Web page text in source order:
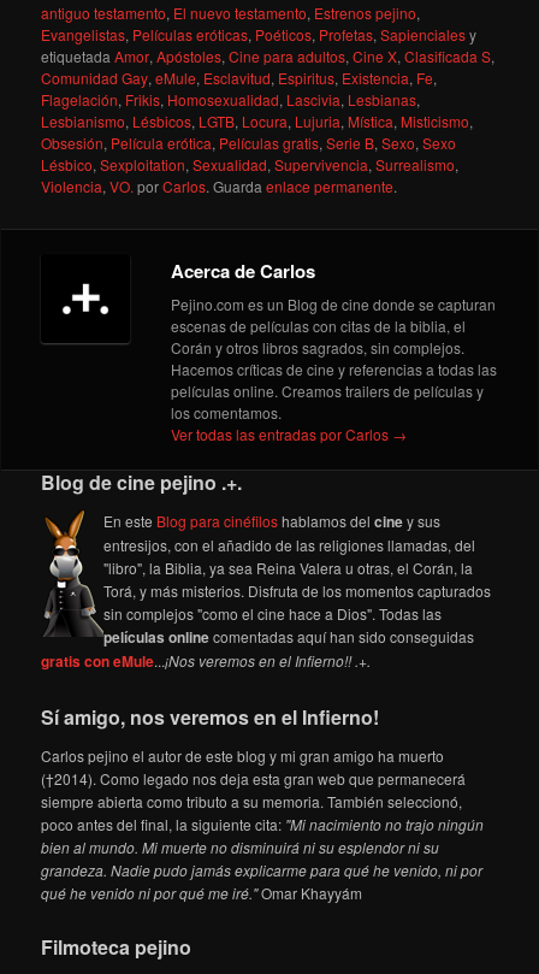
antiguo testamento, El nuevo testamento, Estrenos pejino,
Evangelistas, Películas eróticas, Poéticos, Profetas,Sapiencialesy
etiquetadaAmor,Apóstoles,Cine para adultos,Cine X,Clasificada S,
Comunidad Gay,eMule, Esclavitud, Espiritus, Existencia, Fe,
Flagelación, Frikis, Homosexualidad, Lascivia, Lesbianas,
Lesbianismo, Lésbicos, LGTB, Locura, Lujuria, Mística, Misticismo,
Obsesión, Película erótica, Películas gratis,Serie B,Sexo,Sexo
Lésbico,Sexploitation,Sexualidad,Supervivencia,Surrealismo,
Violencia,VO. porCarlos. Guardaenlace permanente.
Acerca de Carlos
Pejino.com es un Blog de cine donde se capturan
escenas de películas con citas de la biblia, el
Corán y otros libros sagrados, sin complejos.
Hacemos críticas de cine y referencias a todas las
películas online. Creamos trailers de películas y
los comentamos.
Ver todas las entradas por Carlos →
Blog de cine pejino .+.
En este Blog para cinéfiloshablamos delciney sus
entresijos, con el añadido de las religiones llamadas, del
"libro", la Biblia, ya sea Reina Valera u otras, el Corán, la
Torá, y más misterios. Disfruta de los momentos capturados
sin complejos "como el cine hace a Dios". Todas las
películas onlinecomentadas aquí han sido conseguidas
gratis con eMule...¡Nos veremos en el Infierno!! .+.
Sí amigo, nos veremos en el Infierno!
Carlos pejino el autor de este blog y mi gran amigo ha muerto
(†2014). Como legado nos deja esta gran web que permanecerá
siempre abierta como tributo a su memoria. También seleccionó,
poco antes del final, la siguiente cita: "Mi nacimiento no trajo ningún
bien al mundo. Mi muerte no disminuirá ni su esplendor ni su
grandeza. Nadie pudo jamás explicarme para qué he venido, ni por
qué he venido ni por qué me iré."Omar Khayyám
Filmoteca pejino